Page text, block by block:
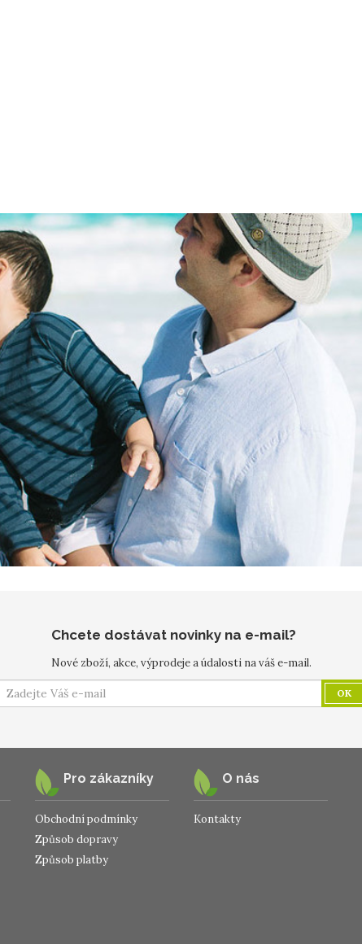
Chcete dostávat novinky na e-mail?
Nové zboží, akce, výprodeje a údalosti na váš e-mail.
OK
Pro zákazníky
Obchodní podmínky
Způsob dopravy
Způsob platby
O nás
Kontakty